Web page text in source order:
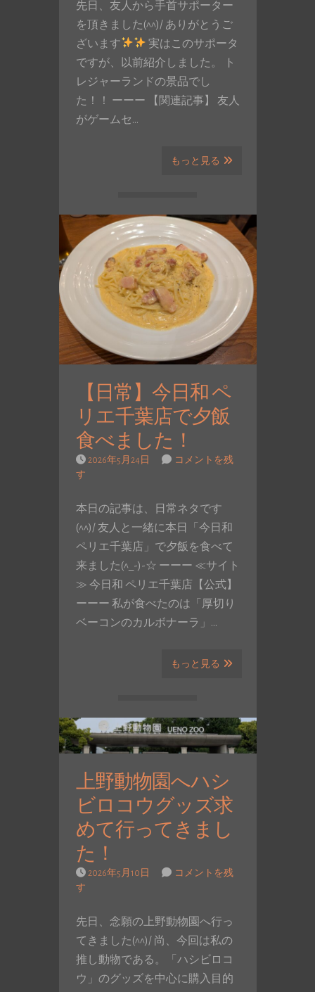
先日、友人から手首サポーター
を頂きました(^^)/ ありがとうご
ざいます
実はこのサポータ
ですが、以前紹介しました。 ト
レジャーランドの景品でし
た！！ ーーー 【関連記事】 友人
がゲームセ…
もっと見る
【日常】今日和 ペ
リエ千葉店で夕飯
食べました！
2026年5月24日
コメントを残
す
本日の記事は、日常ネタです
(^^)/ 友人と一緒に本日「今日和
ペリエ千葉店」で夕飯を食べて
来ました(^_-)-☆ ーーー ≪サイト
≫ 今日和 ペリエ千葉店【公式】
ーーー 私が食べたのは「厚切り
ベーコンのカルボナーラ」…
もっと見る
上野動物園へハシ
ビロコウグッズ求
めて行ってきまし
た！
2026年5月10日
コメントを残
す
先日、念願の上野動物園へ行っ
てきました(^^)/ 尚、今回は私の
推し動物である。「ハシビロコ
ウ」のグッズを中心に購入目的